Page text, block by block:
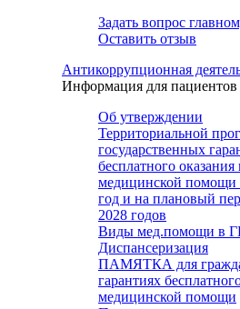
Задать вопрос
Оставить отзыв
Антикоррупционная
Информация для пациентов
Об утверждении
Территориальной
государственных
бесплатного
медицинской помощи
год и на плановый
2028 годов
Виды мед.помощи в
Диспансеризация
ПАМЯТКА для
гарантиях
медицинской помощи